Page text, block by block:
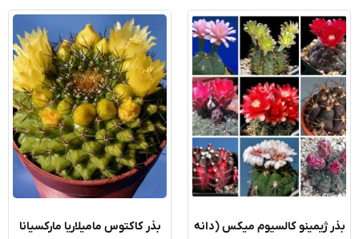
ژیمینو کالسیوم میکس (دانه
بذر کاکتوس مامیلاریا مارکسیانا